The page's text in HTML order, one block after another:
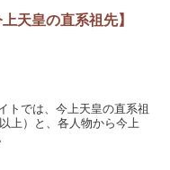
天皇の直系祖先】
トでは、今上天皇の直系祖
上）と、各人物から今上